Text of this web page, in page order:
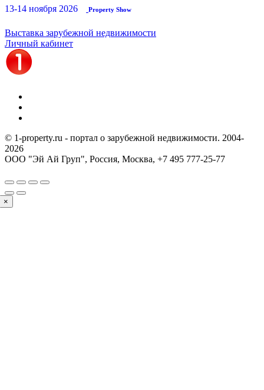
13-14 ноября 2026 Property Show
Выставка зарубежной недвижимости
Личный кабинет
© 1-property.ru - портал о зарубежной недвижимости. 2004-
2026
ООО "Эй Ай Груп", Россия, Москва, +7 495 777-25-77
×